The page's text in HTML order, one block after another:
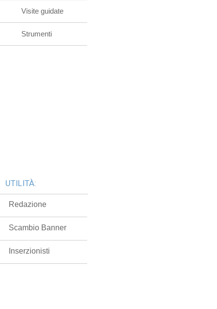
Visite guidate
Strumenti
UTILITÀ:
Redazione
Scambio Banner
Inserzionisti